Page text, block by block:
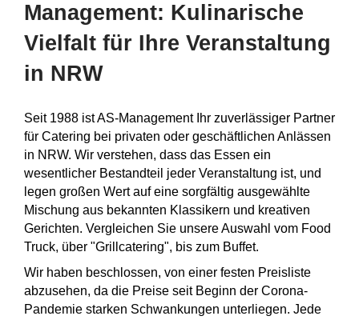
Management: Kulinarische
Vielfalt für Ihre Veranstaltung
in NRW
Seit 1988 ist AS-Management Ihr zuverlässiger Partner
für Catering bei privaten oder geschäftlichen Anlässen
in NRW. Wir verstehen, dass das Essen ein
wesentlicher Bestandteil jeder Veranstaltung ist, und
legen großen Wert auf eine sorgfältig ausgewählte
Mischung aus bekannten Klassikern und kreativen
Gerichten. Vergleichen Sie unsere Auswahl vom Food
Truck, über "Grillcatering", bis zum Buffet.
Wir haben beschlossen, von einer festen Preisliste
abzusehen, da die Preise seit Beginn der Corona-
Pandemie starken Schwankungen unterliegen. Jede